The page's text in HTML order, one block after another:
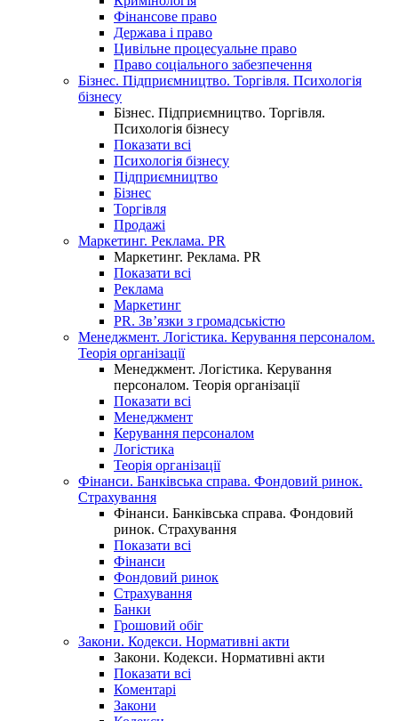
Фінансове право
Держава і право
Цивільне процесуальне право
Право соціального забезпечення
Бізнес. Підприємництво. Торгівля. Психологія
бізнесу
Бізнес. Підприємництво. Торгівля.
Психологія бізнесу
Показати всі
Психологія бізнесу
Підприємництво
Бізнес
Торгівля
Продажі
Маркетинг. Реклама. PR
Маркетинг. Реклама. PR
Показати всі
Реклама
Маркетинг
PR. Зв’язки з громадськістю
Менеджмент. Логістика. Керування персоналом.
Теорія організації
Менеджмент. Логістика. Керування
персоналом. Теорія організації
Показати всі
Менеджмент
Керування персоналом
Логістика
Теорія організації
Фінанси. Банківська справа. Фондовий ринок.
Страхування
Фінанси. Банківська справа. Фондовий
ринок. Страхування
Показати всі
Фінанси
Фондовий ринок
Страхування
Банки
Грошовий обіг
Закони. Кодекси. Нормативні акти
Закони. Кодекси. Нормативні акти
Показати всі
Коментарі
Закони